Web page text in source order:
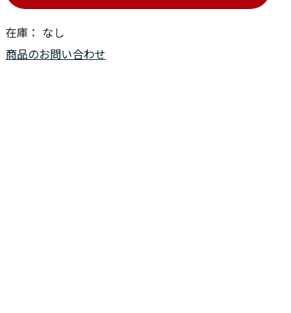
在庫： なし
商品のお問い合わせ